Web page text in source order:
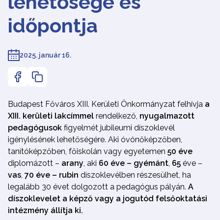
időpontja
2025. január 16.
Budapest Főváros XIII. Kerületi Önkormányzat felhívja a
XIII. kerületi lakcímmel rendelkező, nyugalmazott
pedagógusok figyelmét jubileumi díszoklevél
igénylésének lehetőségére. Aki óvónőképzőben,
tanítóképzőben, főiskolán vagy egyetemen 50 éve
diplomázott – arany, aki 60 éve – gyémánt, 65 éve –
vas, 70 éve – rubin díszoklevélben részesülhet, ha
legalább 30 évet dolgozott a pedagógus pályán. A
díszoklevelet a képző vagy a jogutód felsőoktatási
intézmény állítja ki.